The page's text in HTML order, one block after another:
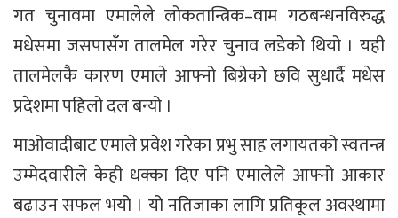
गत चुनावमा एमालेले लोकतान्त्रिक–वाम गठबन्धनविरुद्ध
मधेसमा जसपासँग तालमेल गरेर चुनाव लडेको थियो । यही
तालमेलकै कारण एमाले आफ्नो बिग्रेको छवि सुधार्दै मधेस
प्रदेशमा पहिलो दल बन्यो ।
माओवादीबाट एमाले प्रवेश गरेका प्रभु साह लगायतको स्वतन्त्र
उम्मेदवारीले केही धक्का दिए पनि एमालेले आफ्नो आकार
बढाउन सफल भयो । यो नतिजाका लागि प्रतिकूल अवस्थामा